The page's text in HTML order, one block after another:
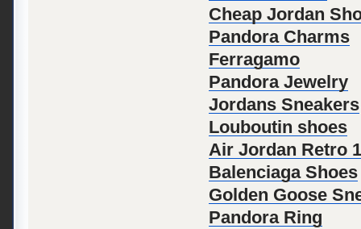
Cheap Jordan
Pandora Charms
Ferragamo
Pandora Jewelry
Jordans Sneakers
Louboutin shoes
Air Jordan Retro
Balenciaga Shoes
Golden Goose
Pandora Ring